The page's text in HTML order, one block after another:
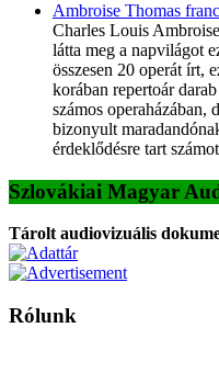
Ambroise Thomas
Charles Louis
látta meg a napvilágot
összesen 20 operát írt,
korában repertoár
számos operaházában,
bizonyult
érdeklődésre tart
Szlovákiai Magyar
Tárolt audiovizuális
Rólunk